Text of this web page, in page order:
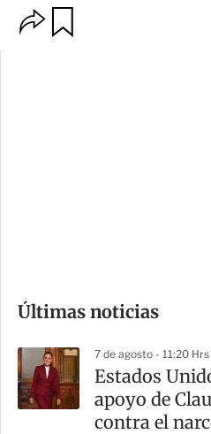
p
m
a
r
t
Últimas noticias
7 de agosto - 11:20 Hrs
Estados
apoyo de
contra el